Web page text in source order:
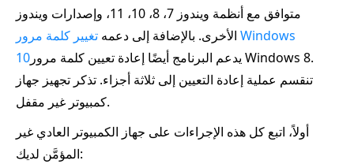
متوافق مع أنظمة ويندوز 7، 8، 10، 11، وإصدارات ويندوز
الأخرى. بالإضافة إلى دعمه تغيير كلمة مرور Windows
10 يدعم البرنامج أيضًا إعادة تعيين كلمة مرور Windows 8.
تنقسم عملية إعادة التعيين إلى ثلاثة أجزاء. تذكر تجهيز جهاز
كمبيوتر غير مقفل.
أولاً، اتبع كل هذه الإجراءات على جهاز الكمبيوتر العادي غير
المؤمَّن لديك: